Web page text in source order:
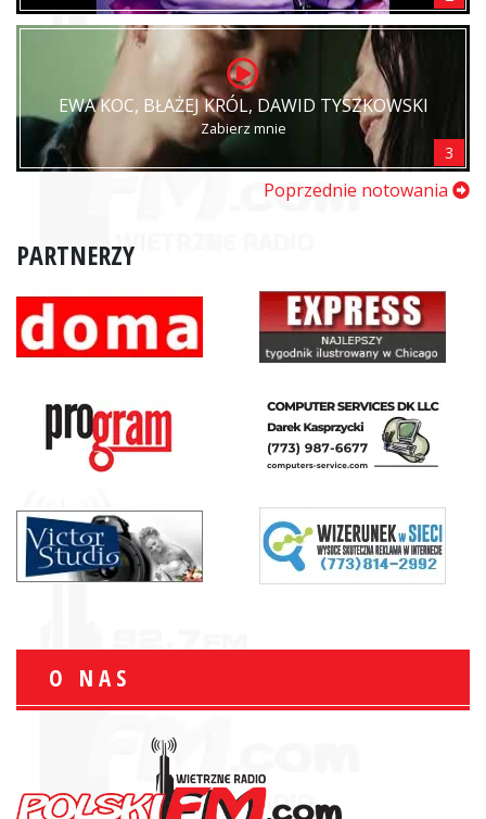
EWA KOC, BŁAŻEJ KRÓL, DAWID TYSZKOWSKI
Zabierz mnie
3
Poprzednie notowania
PARTNERZY
O NAS